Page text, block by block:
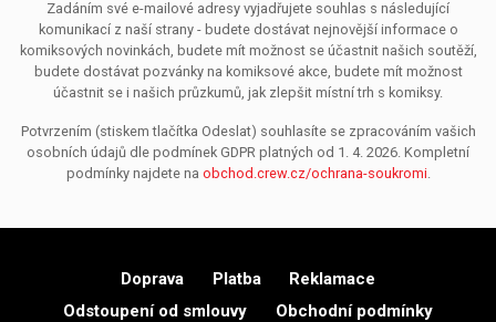
Zadáním své e-mailové adresy vyjadřujete souhlas s následující
komunikací z naší strany - budete dostávat nejnovější informace o
komiksových novinkách, budete mít možnost se účastnit našich soutěží,
budete dostávat pozvánky na komiksové akce, budete mít možnost
účastnit se i našich průzkumů, jak zlepšit místní trh s komiksy.
Potvrzením (stiskem tlačítka Odeslat) souhlasíte se zpracováním vašich
osobních údajů dle podmínek GDPR platných od 1. 4. 2026. Kompletní
podmínky najdete na obchod.crew.cz/ochrana-soukromi.
Doprava Platba
Reklamace
Odstoupení od smlouvy
Obchodní podmínky